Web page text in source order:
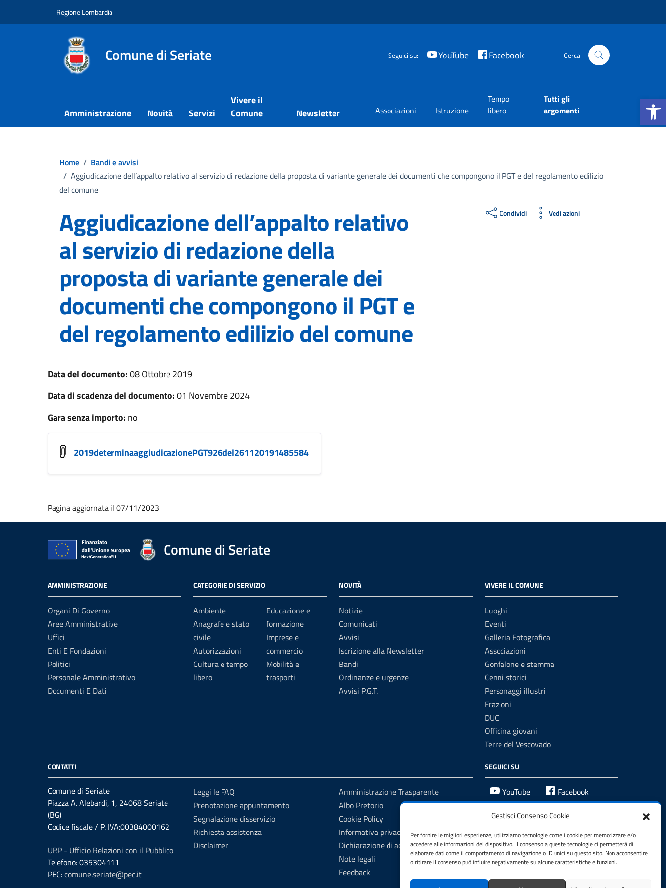
Apri la
Gestisci Consenso Cookie
Per fornire le migliori esperienze, utilizziamo tecnologie come i cookie per memorizzare e/o
accedere alle informazioni del dispositivo. Il consenso a queste tecnologie ci permetterà di
elaborare dati come il comportamento di navigazione o ID unici su questo sito. Non acconsentire
o ritirare il consenso può influire negativamente su alcune caratteristiche e funzioni.
Regione Lombardia
Comune di Seriate Seguici su: YouTube Facebook Cerca
Amministrazione Novità Servizi
Vivere il
Comune
Newsletter Associazioni Istruzione
Tempo
libero
Tutti gli
argomenti
Home / Bandi e avvisi
/ Aggiudicazione dell’appalto relativo al servizio di redazione della proposta di variante generale dei documenti che compongono il PGT e del regolamento edilizio
del comune
Aggiudicazione dell’appalto relativo
al servizio di redazione della
proposta di variante generale dei
documenti che compongono il PGT e
del regolamento edilizio del comune
Condividi Vedi azioni
Data del documento:08 Ottobre 2019
Data di scadenza del documento:01 Novembre 2024
Gara senza importo: no
2019determinaaggiudicazionePGT926del261120191485584
Pagina aggiornata il 07/11/2023
Comune di Seriate
AMMINISTRAZIONE
Organi Di Governo
Aree Amministrative
Uffici
Enti E Fondazioni
Politici
Personale Amministrativo
Documenti E Dati
CATEGORIE DI SERVIZIO
Ambiente
Anagrafe e stato
civile
Autorizzazioni
Cultura e tempo
libero
Educazione e
formazione
Imprese e
commercio
Mobilità e
trasporti
NOVITÀ
Notizie
Comunicati
Avvisi
Iscrizione alla Newsletter
Bandi
Ordinanze e urgenze
Avvisi P.G.T.
VIVERE IL COMUNE
Luoghi
Eventi
Galleria Fotografica
Associazioni
Gonfalone e stemma
Cenni storici
Personaggi illustri
Frazioni
DUC
Officina giovani
Terre del Vescovado
CONTATTI
Comune di Seriate
Piazza A. Alebardi, 1, 24068 Seriate
(BG)
Codice fiscale / P. IVA:00384000162
URP - Ufficio Relazioni con il Pubblico
Telefono: 035304111
PEC:comune.seriate@pec.it
Leggi le FAQ
Prenotazione appuntamento
Segnalazione disservizio
Richiesta assistenza
Disclaimer
Amministrazione Trasparente
Albo Pretorio
Cookie Policy
Informativa privacy
Dichiarazione di accessibilità
Note legali
Feedback
SEGUICI SU
YouTube Facebook